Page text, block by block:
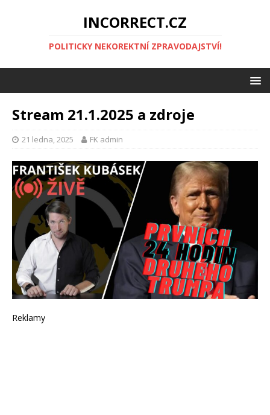
INCORRECT.CZ
POLITICKY NEKOREKTNÍ ZPRAVODAJSTVÍ!
Stream 21.1.2025 a zdroje
21 ledna, 2025 FK admin
Reklamy